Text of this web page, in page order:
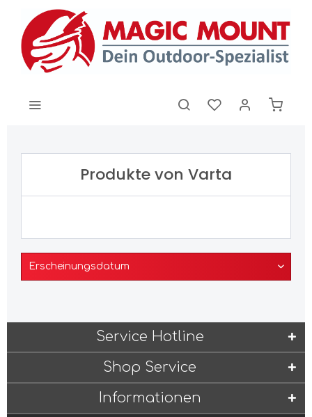
Produkte von Varta
Service Hotline
Shop Service
Informationen